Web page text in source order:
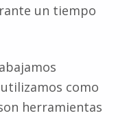
un tiempo
como
herramientas